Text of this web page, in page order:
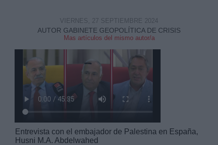
AUTOR GABINETE GEOPOLÍTICA DE CRISIS
Mas artículos del mismo autor/a
VIERNES, 27 SEPTIEMBRE 2024
Entrevista con el embajador de Palestina en España,
Husni M.A. Abdelwahed